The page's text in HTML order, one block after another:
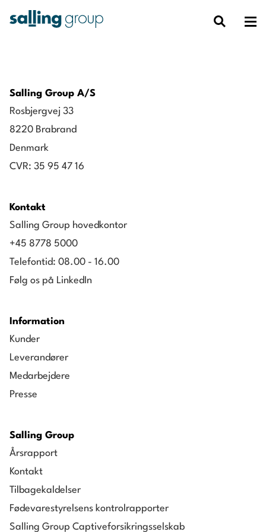
Salling Group A/S
Rosbjergvej 33
8220 Brabrand
Denmark
CVR: 35 95 47 16
Kontakt
Salling Group hovedkontor
+45 8778 5000
Telefontid: 08.00 - 16.00
Følg os på LinkedIn
Information
Kunder
Leverandører
Medarbejdere
Presse
Salling Group
Årsrapport
Kontakt
Tilbagekaldelser
Fødevarestyrelsens kontrolrapporter
Salling Group Captiveforsikringsselskab